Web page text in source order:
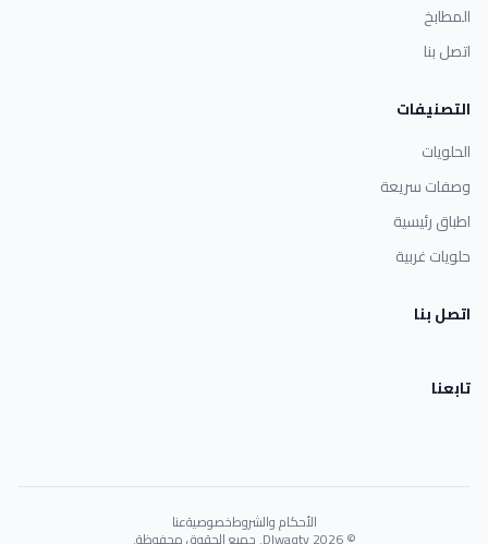
المطابخ
اتصل بنا
التصنيفات
الحلويات
وصفات سريعة
اطباق رئيسية
حلويات غربية
اتصل بنا
تابعنا
الأحكام والشروطخصوصيةعنا
© 2026 Dlwaqty. جميع الحقوق محفوظة.